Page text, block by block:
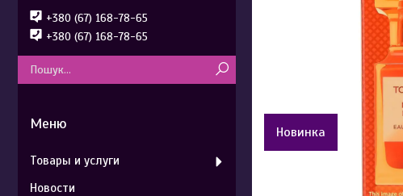
Новинка
+380 (67) 168-78-65
+380 (67) 168-78-65
Товары и услуги
Новости